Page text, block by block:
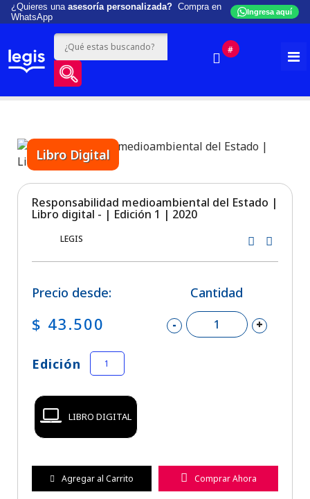
¿Quieres una asesoría personalizada? Compra en
WhatsApp
Ingresa aquí
#
Libro Digital
Responsabilidad medioambiental del Estado |
Libro digital - | Edición 1 | 2020
LEGIS
Precio desde:
$ 43.500
Cantidad
- +
Edición 1
LIBRO DIGITAL
Agregar al Carrito Comprar Ahora